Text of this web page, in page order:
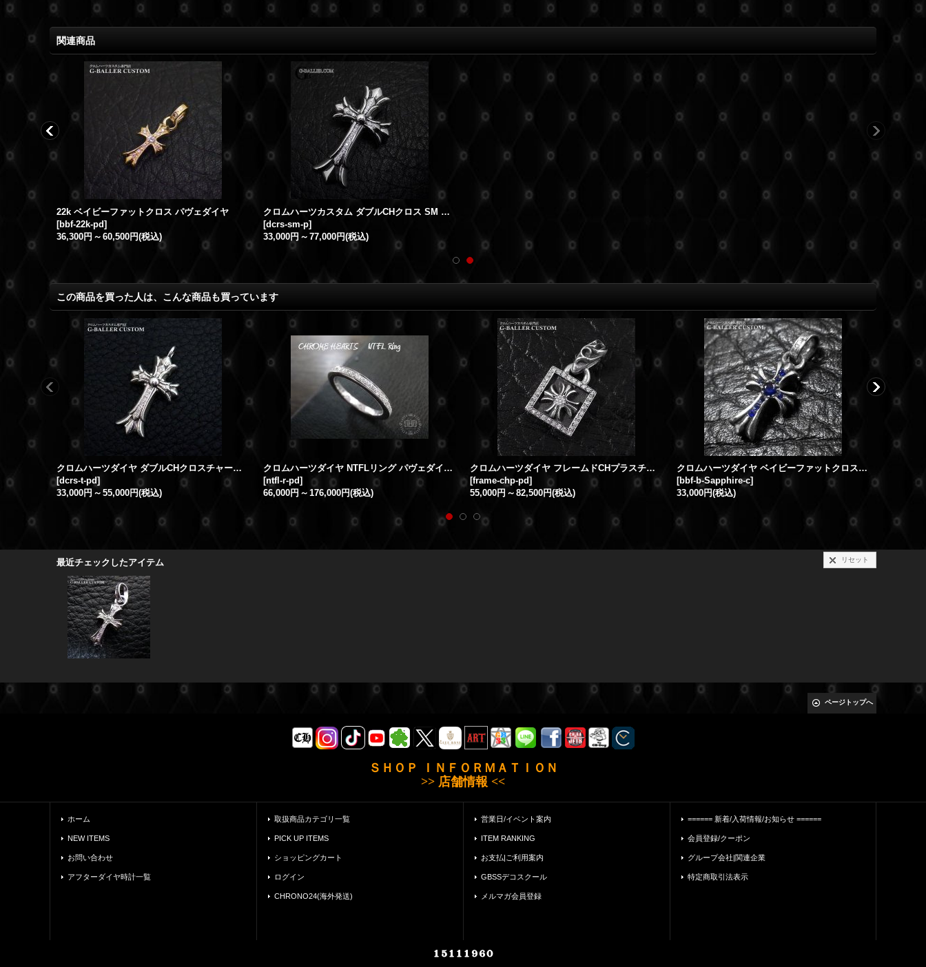
関連商品
22k ベイビーファットクロス パヴェダイヤ
[bbf-22k-pd]
36,300円 ～ 60,500円(税込)
クロムハーツカスタム ダブルCHクロス SM パヴェダイヤ
[dcrs-sm-p]
33,000円 ～ 77,000円(税込)
この商品を買った人は、こんな商品も買っています
クロムハーツダイヤ ダブルCHクロスチャーム タイニー パヴェダイヤ
[dcrs-t-pd]
33,000円 ～ 55,000円(税込)
クロムハーツダイヤ NTFLリング パヴェダイヤ カスタム
[ntfl-r-pd]
66,000円 ～ 176,000円(税込)
クロムハーツダイヤ フレームドCHプラスチャーム パヴェダイヤ
[frame-chp-pd]
55,000円 ～ 82,500円(税込)
クロムハーツダイヤ ベイビーファットクロスチャーム ブルーサファイア
[bbf-b-Sapphire-c]
33,000円(税込)
bbf-
最近チェックしたアイテム リセット
ページトップへ
ＳＨＯＰ ＩＮＦＯＲＭＡＴＩＯＮ
>> 店舗情報 <<
ホーム
NEW ITEMS
お問い合わせ
アフターダイヤ時計一覧
取扱商品カテゴリ一覧
PICK UP ITEMS
ショッピングカート
ログイン
CHRONO24(海外発送)
営業日/イベント案内
ITEM RANKING
お支払|ご利用案内
GBSSデコスクール
メルマガ会員登録
====== 新着/入荷情報/お知らせ ======
会員登録/クーポン
グループ会社|関連企業
特定商取引法表示